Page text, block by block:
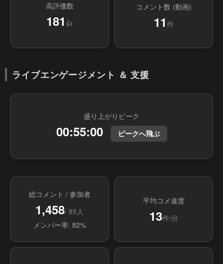
高評価数
181 👍
コメント数 (動画)
11 件
ライブエンゲージメント ＆ 支援
盛り上がりピーク
00:55:00 ピークへ飛ぶ
総コメント / 参加者
1,458/ 85人
メンバー率: 82%
平均コメ速度
13件/分